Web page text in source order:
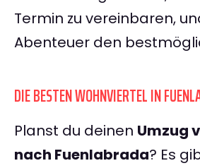
Termin zu vereinbaren,
Abenteuer den
DIE BESTEN WOHNVIERTEL IN
Planst du deinen Umzug
nach Fuenlabrada? Es